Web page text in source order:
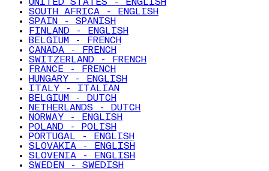
UNITED STATES - ENGLISH
SOUTH AFRICA - ENGLISH
SPAIN - SPANISH
FINLAND - ENGLISH
BELGIUM - FRENCH
CANADA - FRENCH
SWITZERLAND - FRENCH
FRANCE - FRENCH
HUNGARY - ENGLISH
ITALY - ITALIAN
BELGIUM - DUTCH
NETHERLANDS - DUTCH
NORWAY - ENGLISH
POLAND - POLISH
PORTUGAL - ENGLISH
SLOVAKIA - ENGLISH
SLOVENIA - ENGLISH
SWEDEN - SWEDISH